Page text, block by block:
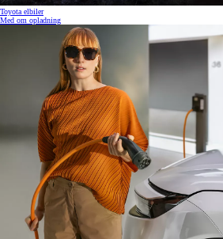
Toyota elbiler
Med om opladning